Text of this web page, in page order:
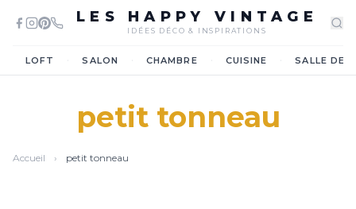
LES HAPPY VINTAGE
IDÉES DÉCO & INSPIRATIONS
LOFT SALON CHAMBRE CUISINE SALLE DE
petit tonneau
Accueil › petit tonneau